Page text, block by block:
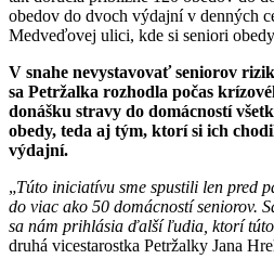
obedov do dvoch výdajní v denných
Medveďovej ulici, kde si seniori
V snahe nevystavovať seniorov
sa Petržalka rozhodla počas
donášku stravy do domácností
obedy, teda aj tým, ktorí si ich
výdajní.
„Túto iniciatívu sme spustili len pred
do viac ako 50 domácností seniorov.
sa nám prihlásia ďalší ľudia, ktorí
druhá vicestarostka Petržalky Jana